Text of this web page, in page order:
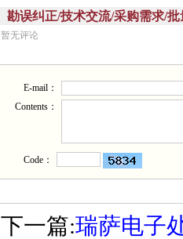
勘误纠正/技术交流/采购需求/批
暂无评论
E-mail：
Contents：
Code：
下一篇:瑞萨电子